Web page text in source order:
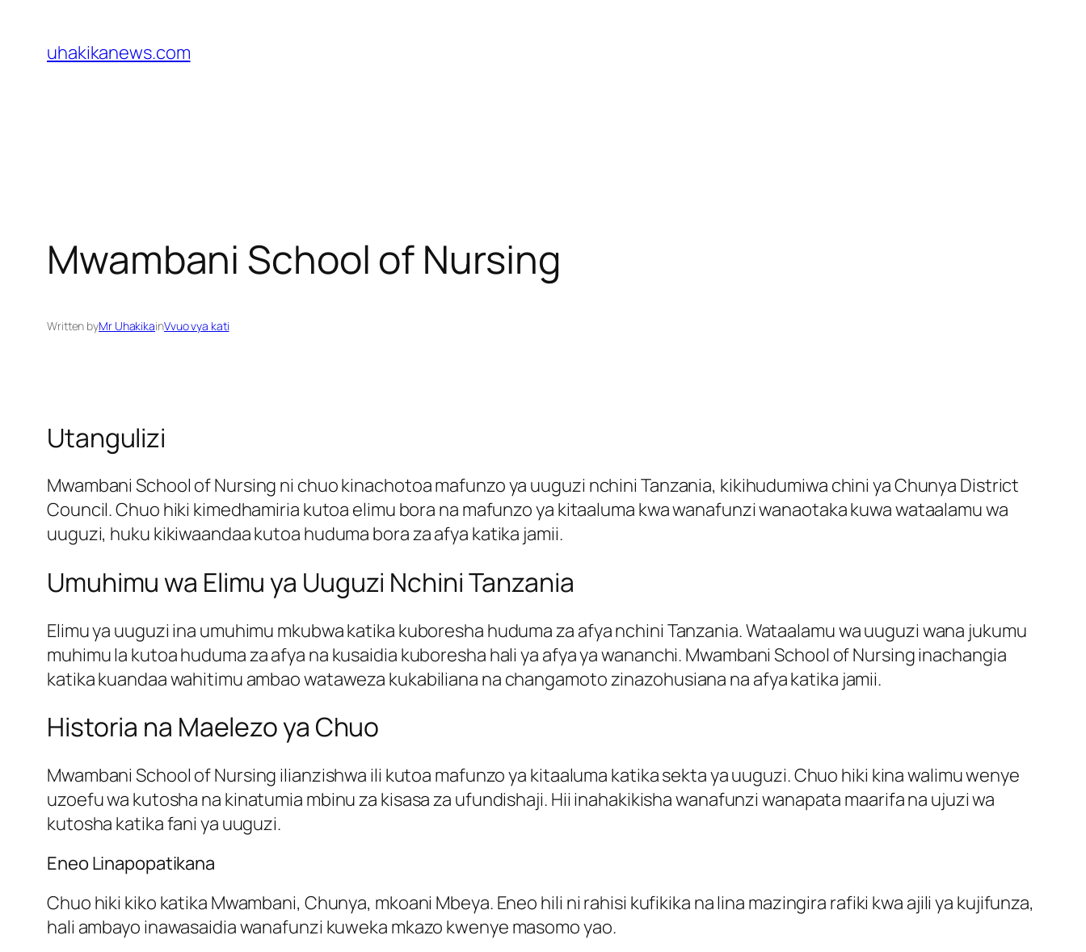
content
uhakikanews.com
Mwambani School of Nursing
Written byMr UhakikainVvuo vya kati
Utangulizi
Mwambani School of Nursing ni chuo kinachotoa mafunzo ya uuguzi nchini Tanzania, kikihudumiwa chini ya Chunya District
Council. Chuo hiki kimedhamiria kutoa elimu bora na mafunzo ya kitaaluma kwa wanafunzi wanaotaka kuwa wataalamu wa
uuguzi, huku kikiwaandaa kutoa huduma bora za afya katika jamii.
Umuhimu wa Elimu ya Uuguzi Nchini Tanzania
Elimu ya uuguzi ina umuhimu mkubwa katika kuboresha huduma za afya nchini Tanzania. Wataalamu wa uuguzi wana jukumu
muhimu la kutoa huduma za afya na kusaidia kuboresha hali ya afya ya wananchi. Mwambani School of Nursing inachangia
katika kuandaa wahitimu ambao wataweza kukabiliana na changamoto zinazohusiana na afya katika jamii.
Historia na Maelezo ya Chuo
Mwambani School of Nursing ilianzishwa ili kutoa mafunzo ya kitaaluma katika sekta ya uuguzi. Chuo hiki kina walimu wenye
uzoefu wa kutosha na kinatumia mbinu za kisasa za ufundishaji. Hii inahakikisha wanafunzi wanapata maarifa na ujuzi wa
kutosha katika fani ya uuguzi.
Eneo Linapopatikana
Chuo hiki kiko katika Mwambani, Chunya, mkoani Mbeya. Eneo hili ni rahisi kufikika na lina mazingira rafiki kwa ajili ya kujifunza,
hali ambayo inawasaidia wanafunzi kuweka mkazo kwenye masomo yao.